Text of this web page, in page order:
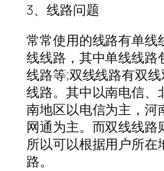
3、线路问题
常常使用的线路有单线
线线路，其中单线线路
线路等;双线线路有双
线路。其中以南电信、
南地区以电信为主，河
网通为主。而双线线路
所以可以根据用户所在
路。